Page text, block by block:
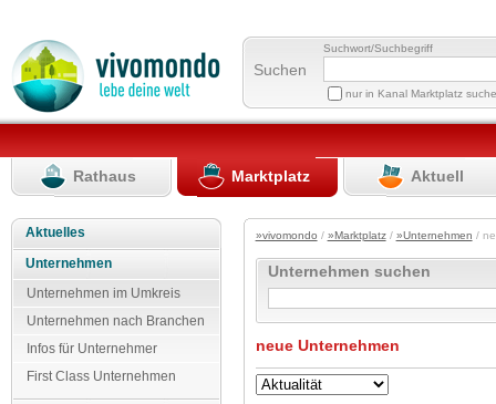
Suchen
Suchwort/Suchbegriff
nur in Kanal Marktplatz
Rathaus Marktplatz Aktuell
Aktuelles
Unternehmen
Unternehmen im Umkreis
Unternehmen nach Branchen
Infos für Unternehmer
First Class Unternehmen
»vivomondo / »Marktplatz/ »Unternehmen /
Unternehmen suchen
neue Unternehmen